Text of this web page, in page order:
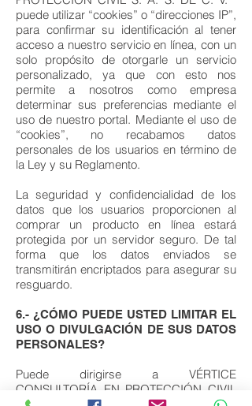
puede utilizar “cookies” o “direcciones IP”,
para confirmar su identificación al tener
acceso a nuestro servicio en línea, con un
solo propósito de otorgarle un servicio
personalizado, ya que con esto nos
permite a nosotros como empresa
determinar sus preferencias mediante el
uso de nuestro portal. Mediante el uso de
“cookies”, no recabamos datos
personales de los usuarios en término de
la Ley y su Reglamento.
La seguridad y confidencialidad de los
datos que los usuarios proporcionen al
comprar un producto en línea estará
protegida por un servidor seguro. De tal
forma que los datos enviados se
transmitirán encriptados para asegurar su
resguardo.
6.- ¿CÓMO PUEDE USTED LIMITAR EL
USO O DIVULGACIÓN DE SUS DATOS
PERSONALES?
Puede dirigirse a VÉRTICE
CONSULTORÍA EN PROTECCIÓN CIVIL